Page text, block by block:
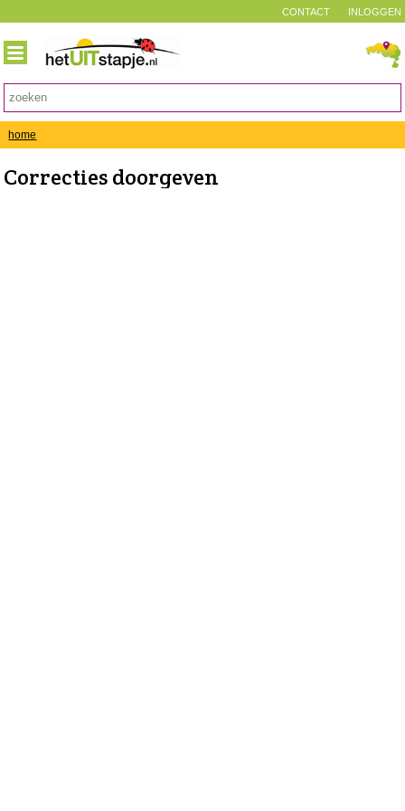
INLOGGEN
CONTACT
home
Correcties doorgeven